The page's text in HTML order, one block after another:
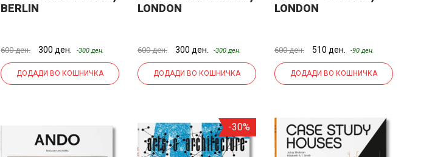
BERLIN
600 ден. 300 ден. -300 ден.
ДОДАДИ ВО КОШНИЧКА
LONDON
600 ден. 300 ден. -300 ден.
ДОДАДИ ВО КОШНИЧКА
LONDON
600 ден. 510 ден. -90 ден.
ДОДАДИ ВО КОШНИЧКА
-30%